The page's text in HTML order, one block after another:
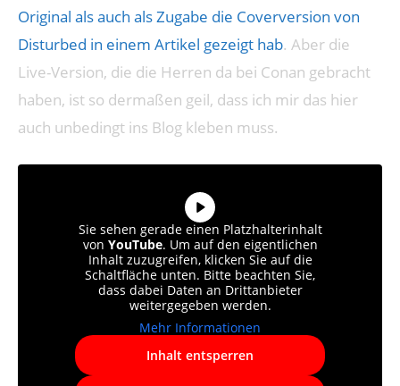
Original als auch als Zugabe die Coverversion von
Disturbed in einem Artikel gezeigt hab. Aber die
Live-Version, die die Herren da bei Conan gebracht
haben, ist so dermaßen geil, dass ich mir das hier
auch unbedingt ins Blog kleben muss.
Sie sehen gerade einen Platzhalterinhalt
von YouTube. Um auf den eigentlichen
Inhalt zuzugreifen, klicken Sie auf die
Schaltfläche unten. Bitte beachten Sie,
dass dabei Daten an Drittanbieter
weitergegeben werden.
Mehr Informationen
Inhalt entsperren